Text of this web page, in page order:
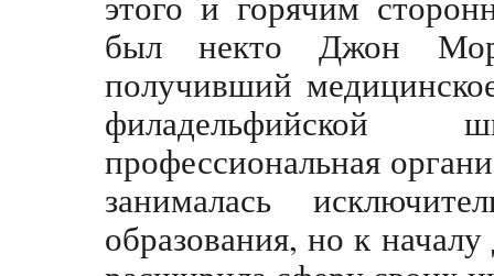
был некто Джон
получивший
профессиональная
занималась
образования, но к началу